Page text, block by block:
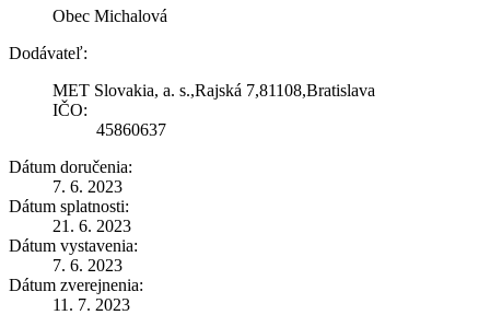
Obec Michalová
Dodávateľ:
MET Slovakia, a. s.,Rajská 7,81108,Bratislava
IČO:
45860637
Dátum doručenia:
7. 6. 2023
Dátum splatnosti:
21. 6. 2023
Dátum vystavenia:
7. 6. 2023
Dátum zverejnenia:
11. 7. 2023